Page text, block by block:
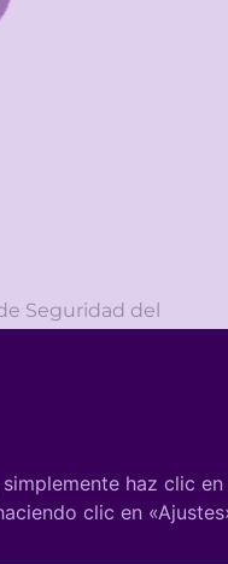
Seguridad del
de la Policía
y entidades o
seguridad, con la
la respuesta
¿Es
haz clic
clic en